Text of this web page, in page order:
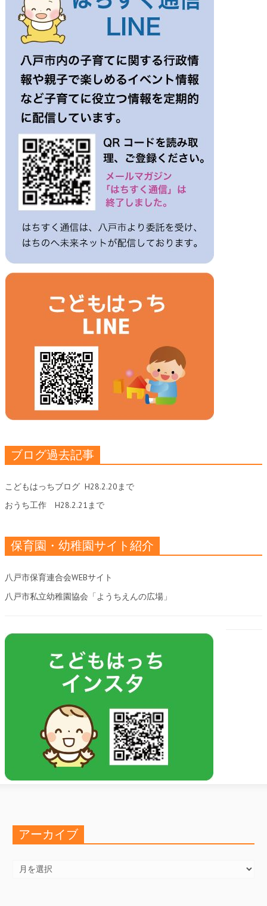
ブログ過去記事
こどもはっちブログ H28.2.20まで
おうち工作 H28.2.21まで
保育園・幼稚園サイト紹介
八戸市保育連合会WEBサイト
八戸市私立幼稚園協会「ようちえんの広場」
アーカイブ
カ